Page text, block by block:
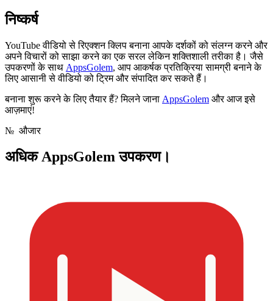
निष्कर्ष
YouTube वीडियो से रिएक्शन क्लिप बनाना आपके दर्शकों को संलग्न करने और
अपने विचारों को साझा करने का एक सरल लेकिन शक्तिशाली तरीका है। जैसे
उपकरणों के साथ AppsGolem, आप आकर्षक प्रतिक्रिया सामग्री बनाने के
लिए आसानी से वीडियो को ट्रिम और संपादित कर सकते हैं।
बनाना शुरू करने के लिए तैयार हैं? मिलने जाना AppsGolem और आज इसे
आज़माएं!
№ औजार
अधिकAppsGolem उपकरण।